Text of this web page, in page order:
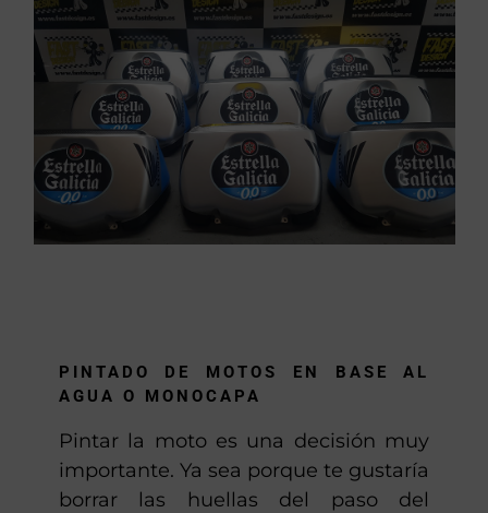
PINTADO DE MOTOS EN BASE AL
AGUA O MONOCAPA
Pintar la moto es una decisión muy
importante. Ya sea porque te gustaría
borrar las huellas del paso del